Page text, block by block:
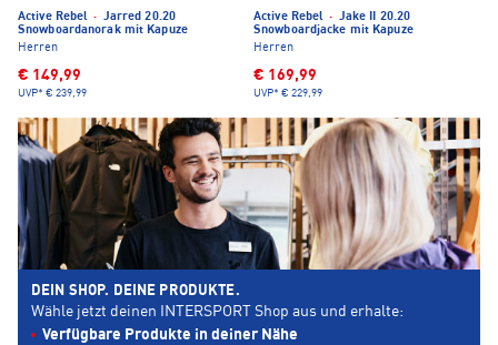
Active Rebel · Jarred 20.20
Snowboardanorak mit Kapuze
Herren
€ 149,99
UVP* € 239,99
Active Rebel · Jake II 20.20
Snowboardjacke mit Kapuze
Herren
€ 169,99
UVP* € 229,99
DEIN SHOP. DEINE PRODUKTE.
Wähle jetzt deinen INTERSPORT Shop aus und erhalte:
Verfügbare Produkte in deiner Nähe